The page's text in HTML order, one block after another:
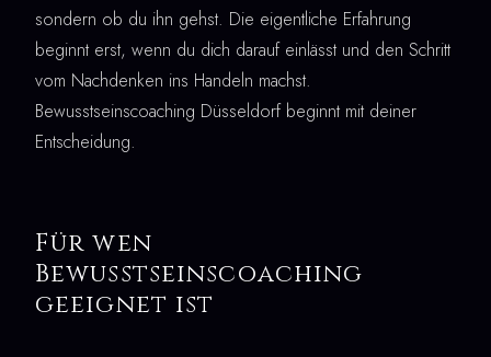
sondern ob du ihn gehst. Die eigentliche Erfahrung
beginnt erst, wenn du dich darauf einlässt und den Schritt
vom Nachdenken ins Handeln machst.
Bewusstseinscoaching Düsseldorf beginnt mit deiner
Entscheidung.
Für wen
Bewusstseinscoaching
geeignet ist